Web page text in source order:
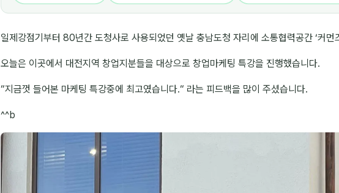
일제강점기부터 80년간 도청사로 사용되었던 옛날 충남도청 자리에 소통협력공간 ‘커먼
오늘은 이곳에서 대전지역 창업지분들을 대상으로 창업마케팅 특강을 진행했습니다.
“지금껏 들어본 마케팅 특강중에 최고였습니다.“ 라는 피드백을 많이 주셨습니다.
^^b